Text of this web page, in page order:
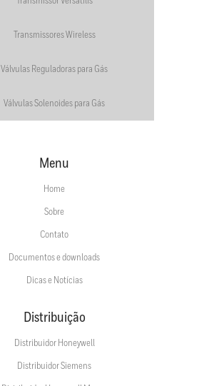
Transmissores Wireless
Válvulas Reguladoras para Gás
Válvulas Solenoides para Gás
Menu
Home
Sobre
Contato
Documentos e downloads
Dicas e Notícias
Distribuição
Distribuidor Honeywell
Distribuidor Siemens